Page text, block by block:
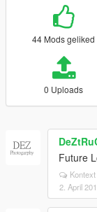
44 Mods geliked
0 Uploads
Future
2. April